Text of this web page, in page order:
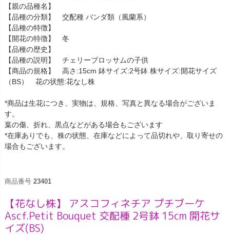
【親の品種名】
【品種の分類】 交配種 バンダ類（風蘭系）
【品種の特徴】
【開花の特徴】 冬
【品種の歴史】
【品種の説明】 チェリーブロッサムの子供
【商品の規格】 高さ:15cm 鉢サイズ:2号鉢 株サイズ:開花サイズ
（BS） 花の状態:花なし株
*商品は生花につき、実物は、規格、写真と異なる場合がございま
す。
葉の傷、折れ、黒点などがある場合もございます
*在庫ありでも、株の状態、在庫などによって品切れや、取り寄せの
場合もございます。
商品番号 23401
【花なし株】 アスコフィネチア プチブーケ
Ascf.Petit Bouquet 交配種 2号鉢 15cm 開花サ
イズ(BS)